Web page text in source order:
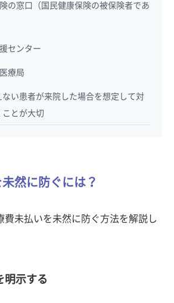
の窓口（国民健康保険の被保険者であ
センター
療局
ない患者が来院した場合を想定して対
ことが大切
然に防ぐには？
費未払いを未然に防ぐ方法を解説し
明示する